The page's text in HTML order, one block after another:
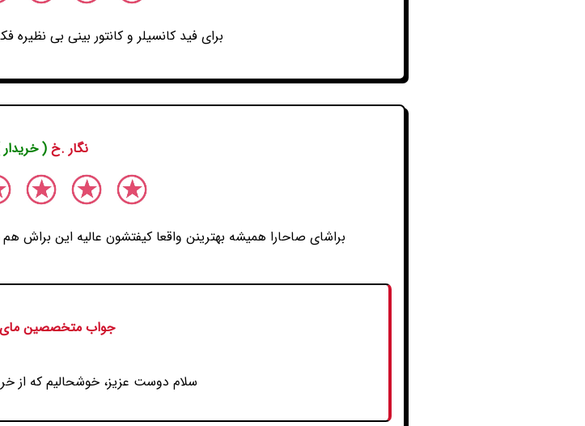
برای فید کانسیلر و کانتور بینی بی نظیره
نگار .خ(
براشای صاحارا همیشه بهترینن واقعا کیفتشون عالیه این براش
جواب متخصصین مای
سلام دوست عزیز، خوشحالیم که از